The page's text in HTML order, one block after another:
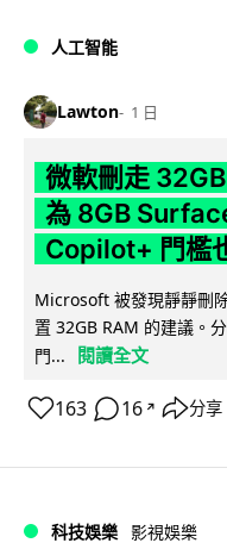
人工智能
Lawton 1 日
微軟刪走
為 8GB
Copilot+ 門檻
Microsoft 被發現靜靜刪
置 32GB RAM 的建議。
門...
閱讀全文
163 16 ↗ 分享
科技娛樂 影視娛樂